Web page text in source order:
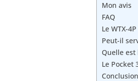
Mon avis
FAQ
Le WTX-
Peut-il
Quelle est
Le Pocket
Conclusion